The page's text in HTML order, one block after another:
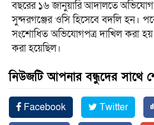
বছরের ১৬ জানুয়ারি আদালতে
সুন্দরগঞ্জের ওসি হিসেবে বদলি হন।
সংশোধিত অভিযোগপত্র দাখিল করা
করা হয়েছিল।
নিউজটি আপনার বন্ধুদের সাথে
Facebook Twitter